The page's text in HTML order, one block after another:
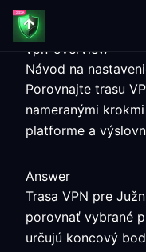
vpn-overview
Návod na
Porovnajte trasu
nameranými
platforme a
Answer
Trasa VPN pre
porovnať vybrané
určujú koncový